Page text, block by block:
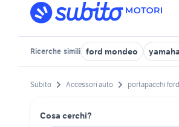
Ricerche simili ford mondeo
Subito Accessori auto portapacchi
Cosa cerchi?